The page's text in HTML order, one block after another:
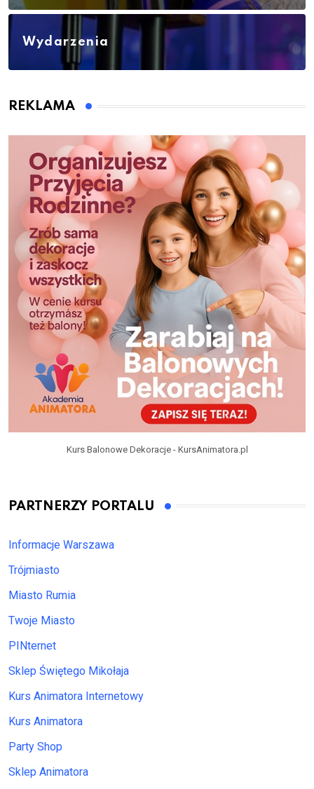
Wydarzenia
REKLAMA
Kurs Balonowe Dekoracje - KursAnimatora.pl
PARTNERZY PORTALU
Informacje Warszawa
Trójmiasto
Miasto Rumia
Twoje Miasto
PINternet
Sklep Świętego Mikołaja
Kurs Animatora Internetowy
Kurs Animatora
Party Shop
Sklep Animatora